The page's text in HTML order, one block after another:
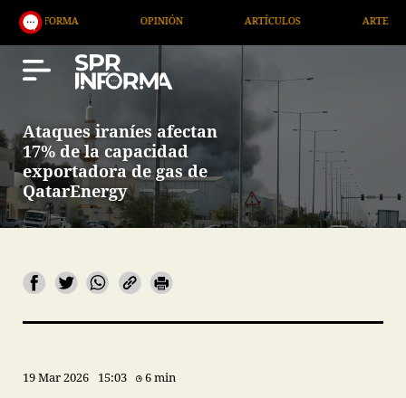
OPINIÓN ARTÍCULOS ARTE /
Ataques iraníes afectan
17% de la capacidad
exportadora de gas de
QatarEnergy
19 Mar 2026 15:03 6 min